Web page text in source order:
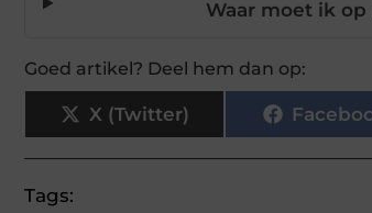
Waar moet ik
Goed artikel? Deel hem dan op:
X (Twitter)
Tags: